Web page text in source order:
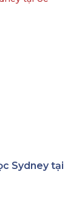
Sydney tại